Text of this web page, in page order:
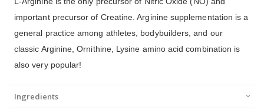
important precursor of Creatine. Arginine supplementation is a
general practice among athletes, bodybuilders, and our
classic Arginine, Ornithine, Lysine amino acid combination is
also very popular!
Ingredients